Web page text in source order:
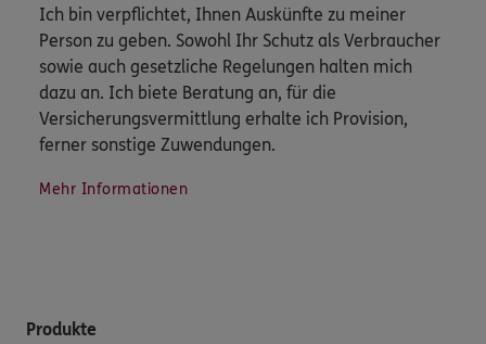
Ich bin verpflichtet, Ihnen Auskünfte zu meiner
Person zu geben. Sowohl Ihr Schutz als Verbraucher
sowie auch gesetzliche Regelungen halten mich
dazu an. Ich biete Beratung an, für die
Versicherungsvermittlung erhalte ich Provision,
ferner sonstige Zuwendungen.
Mehr Informationen
Produkte